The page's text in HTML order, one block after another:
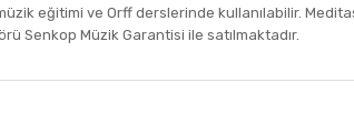
eğitimi ve Orff derslerinde kullanılabilir.
Senkop Müzik Garantisi ile satılmaktadır.
ederiz.